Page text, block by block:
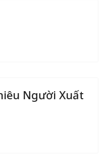
Người Xuất